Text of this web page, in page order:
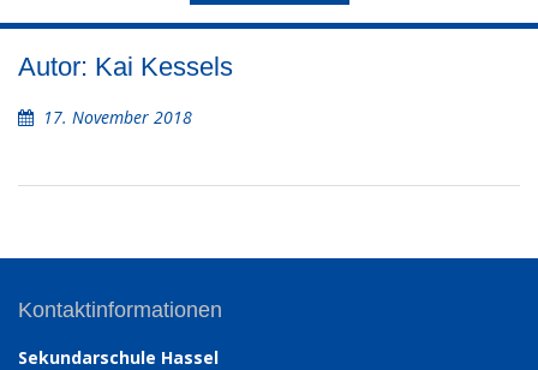
Autor: Kai Kessels
17. November 2018
Kontaktinformationen
Sekundarschule Hassel